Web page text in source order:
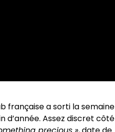
française a sorti la semaine
d’année. Assez discret côté